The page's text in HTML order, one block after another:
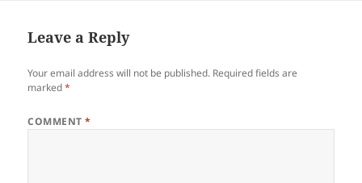
Leave a Reply
Your email address will not be published. Required fields are
marked*
COMMENT*